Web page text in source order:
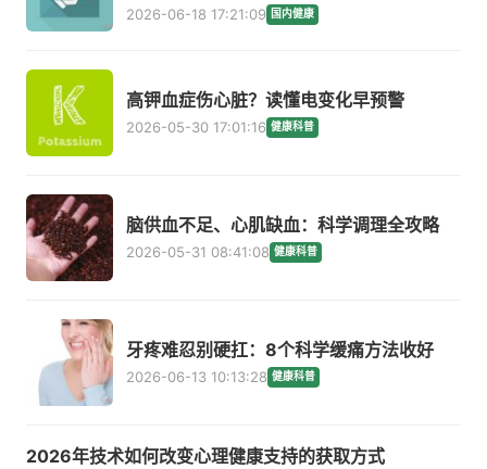
2026-06-18 17:21:09 国内健康
高钾血症伤心脏？读懂电变化早预警
2026-05-30 17:01:16 健康科普
脑供血不足、心肌缺血：科学调理全攻略
2026-05-31 08:41:08 健康科普
牙疼难忍别硬扛：8个科学缓痛方法收好
2026-06-13 10:13:28 健康科普
2026年技术如何改变心理健康支持的获取方式